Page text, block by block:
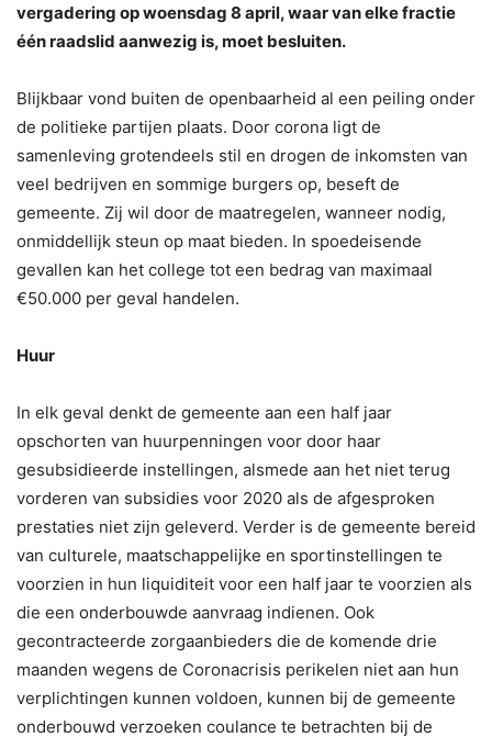
vergadering op woensdag 8 april, waar van elke fractie
één raadslid aanwezig is, moet besluiten.
Blijkbaar vond buiten de openbaarheid al een peiling onder
de politieke partijen plaats. Door corona ligt de
samenleving grotendeels stil en drogen de inkomsten van
veel bedrijven en sommige burgers op, beseft de
gemeente. Zij wil door de maatregelen, wanneer nodig,
onmiddellijk steun op maat bieden. In spoedeisende
gevallen kan het college tot een bedrag van maximaal
€50.000 per geval handelen.
Huur
In elk geval denkt de gemeente aan een half jaar
opschorten van huurpenningen voor door haar
gesubsidieerde instellingen, alsmede aan het niet terug
vorderen van subsidies voor 2020 als de afgesproken
prestaties niet zijn geleverd. Verder is de gemeente bereid
van culturele, maatschappelijke en sportinstellingen te
voorzien in hun liquiditeit voor een half jaar te voorzien als
die een onderbouwde aanvraag indienen. Ook
gecontracteerde zorgaanbieders die de komende drie
maanden wegens de Coronacrisis perikelen niet aan hun
verplichtingen kunnen voldoen, kunnen bij de gemeente
onderbouwd verzoeken coulance te betrachten bij de